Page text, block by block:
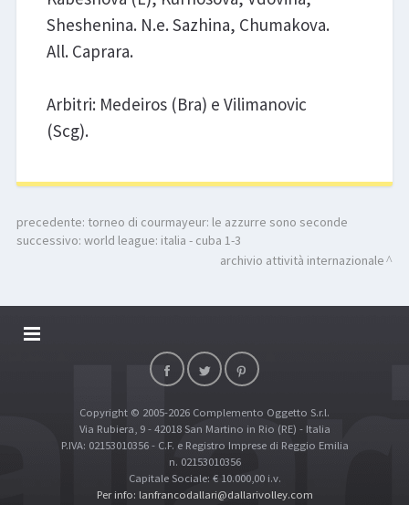
Sheshenina. N.e. Sazhina, Chumakova.
All. Caprara.
Arbitri: Medeiros (Bra) e Vilimanovic
(Scg).
precedente: torneo di courmayeur: le azzurre sono seconde
successivo: world league: italia - cuba 1-3
archivio attività internazionale
DALLARIVOLLEY SOSTIENE
TOP RICERCHE
SITE MAP
Copyright © 2005-2026 Complemento Oggetto S.r.l.
Via Rubiera, 9 - 42018 San Martino in Rio (RE) - Italia
P.IVA: 02153010356 - C.F. e Registro Imprese di Reggio Emilia
n. 02153010356
Capitale Sociale: € 10.000,00 i.v.
Per info: lanfrancodallari@dallarivolley.com